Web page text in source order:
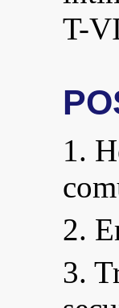
T-
1.
2.
3.